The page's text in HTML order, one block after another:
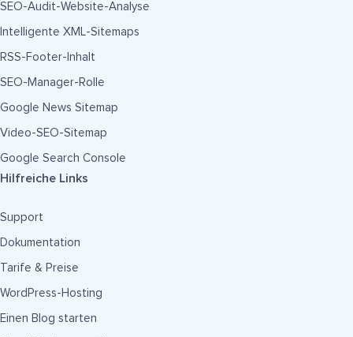
SEO-Audit-Website-Analyse
Intelligente XML-Sitemaps
RSS-Footer-Inhalt
SEO-Manager-Rolle
Google News Sitemap
Video-SEO-Sitemap
Google Search Console
Hilfreiche Links
Support
Dokumentation
Tarife & Preise
WordPress-Hosting
Einen Blog starten